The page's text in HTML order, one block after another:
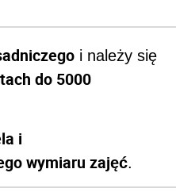
i należy się
do 5000
i
wymiaru zajęć.